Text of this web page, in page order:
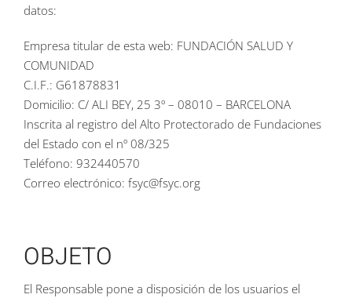
datos:
Empresa titular de esta web: FUNDACIÓN SALUD Y
COMUNIDAD
C.I.F.: G61878831
Domicilio: C/ ALI BEY, 25 3º – 08010 – BARCELONA
Inscrita al registro del Alto Protectorado de Fundaciones
del Estado con el nº 08/325
Teléfono: 932440570
Correo electrónico: fsyc@fsyc.org
OBJETO
El Responsable pone a disposición de los usuarios el